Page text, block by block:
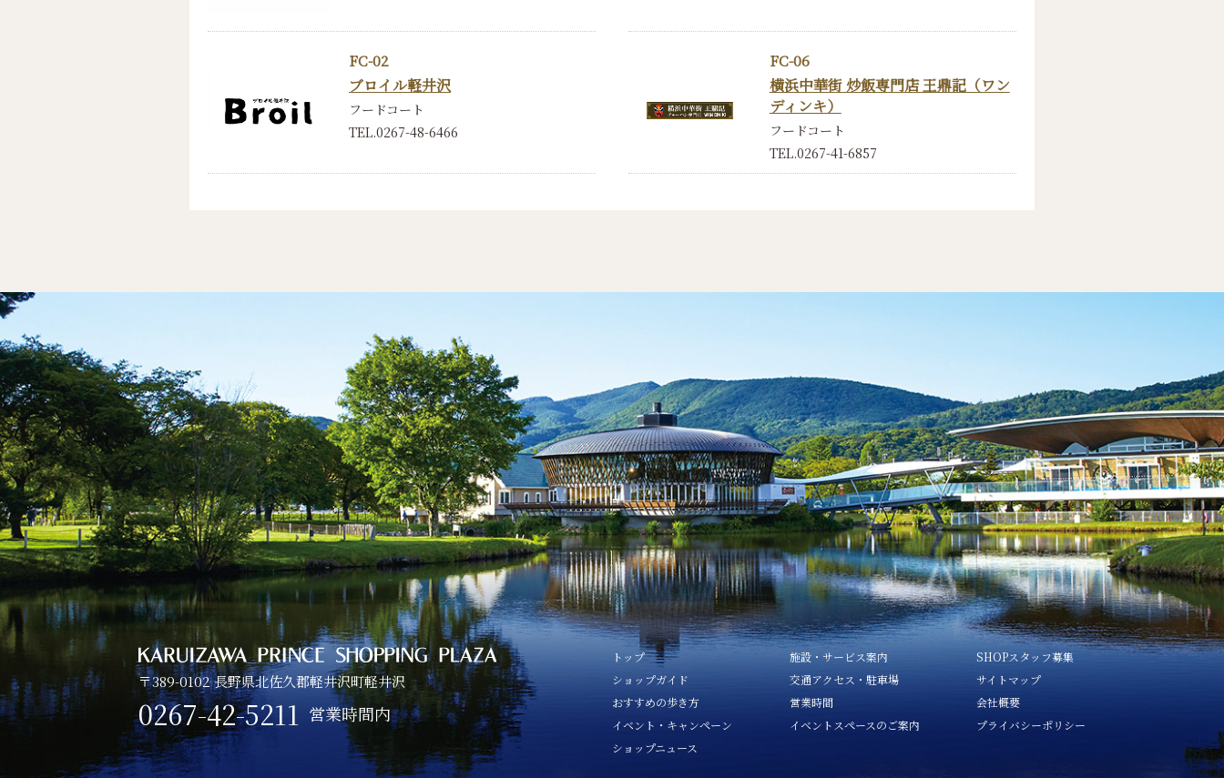
FC-02
ブロイル軽井沢
フードコート
TEL.0267-48-6466
FC-06
横浜中華街 炒飯専門店 王鼎記（ワン
ディンキ）
フードコート
TEL.0267-41-6857
〒389-0102 長野県北佐久郡軽井沢町軽井沢
0267-42-5211 営業時間内
トップ
ショップガイド
おすすめの歩き方
イベント・キャンペーン
ショップニュース
施設・サービス案内
交通アクセス・駐車場
営業時間
イベントスペースのご案内
SHOPスタッフ募集
サイトマップ
会社概要
プライバシーポリシー